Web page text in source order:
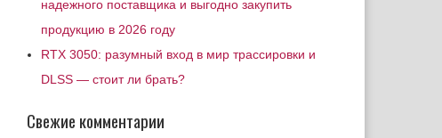
надежного поставщика и выгодно закупить
продукцию в 2026 году
RTX 3050: разумный вход в мир трассировки и
DLSS — стоит ли брать?
Свежие комментарии